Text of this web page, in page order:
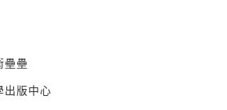
壘壘
出版中心